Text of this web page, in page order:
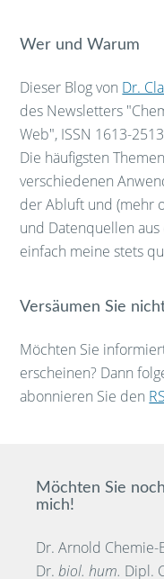
Wer und Warum
Dieser Blog von Dr.
des Newsletters
Web", ISSN 1613-
Die häufigsten
verschiedenen
der Abluft und (mehr
und Datenquellen
einfach meine stets
Versäumen Sie
Möchten Sie
erscheinen? Dann
abonnieren Sie den
Möchten Sie
mich!
Dr. Arnold Chemie-
Dr. biol. hum. Dipl.